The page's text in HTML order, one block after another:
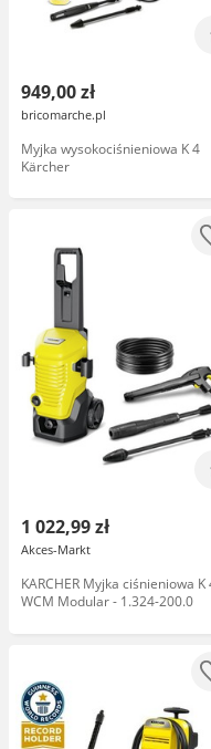
949,00 zł
bricomarche.pl
Myjka wysokociśnieniowa K 4
Kärcher
1 022,99 zł
Akces-Markt
KARCHER Myjka ciśnieniowa K
WCM Modular - 1.324-200.0